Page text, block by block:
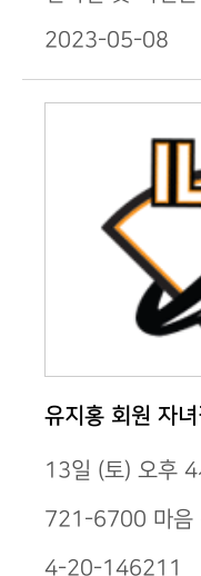
2023-05-08
유지홍 회원 자
13일 (토) 오후
721-6700 마음
4-20-146211